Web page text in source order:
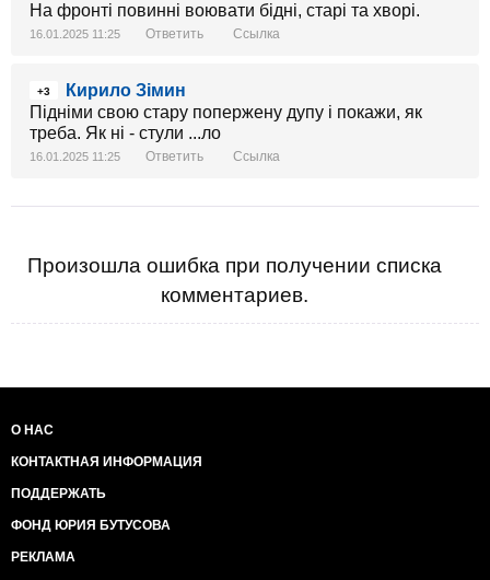
На фронті повинні воювати бідні, старі та хворі.
16.01.2025 11:25 Ответить Ссылка
+3
Кирило Зімин
Підніми свою стару попержену дупу і покажи, як
треба. Як ні - стули ...ло
16.01.2025 11:25 Ответить Ссылка
Произошла ошибка при получении списка
комментариев.
О НАС
КОНТАКТНАЯ ИНФОРМАЦИЯ
ПОДДЕРЖАТЬ
ФОНД ЮРИЯ БУТУСОВА
РЕКЛАМА